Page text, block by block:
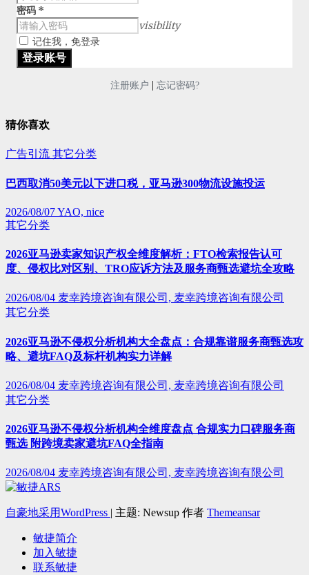
密码 *
visibility
记住我，免登录
注册账户 | 忘记密码?
猜你喜欢
广告引流 其它分类
巴西取消50美元以下进口税，亚马逊300物流设施投运
2026/08/07YAO, nice
其它分类
2026亚马逊卖家知识产权全维度解析：FTO检索报告认可
度、侵权比对区别、TRO应诉方法及服务商甄选避坑全攻略
2026/08/04 麦幸跨境咨询有限公司, 麦幸跨境咨询有限公司
其它分类
2026亚马逊不侵权分析机构大全盘点：合规靠谱服务商甄选攻
略、避坑FAQ及标杆机构实力详解
2026/08/04 麦幸跨境咨询有限公司, 麦幸跨境咨询有限公司
其它分类
2026亚马逊不侵权分析机构全维度盘点 合规实力口碑服务商
甄选 附跨境卖家避坑FAQ全指南
2026/08/04 麦幸跨境咨询有限公司, 麦幸跨境咨询有限公司
自豪地采用WordPress | 主题: Newsup 作者 Themeansar
敏捷简介
加入敏捷
联系敏捷